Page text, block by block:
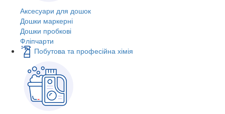
Аксесуари для дошок
Дошки маркерні
Дошки пробкові
Фліпчарти
Побутова та професійна хімія